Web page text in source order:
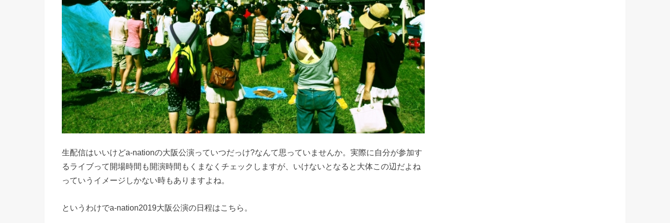
生配信はいいけどa-nationの大阪公演っていつだっけ?なんて思っていませんか。実際に自分が参加す
るライブって開場時間も開演時間もくまなくチェックしますが、いけないとなると大体この辺だよね
っていうイメージしかない時もありますよね。
というわけでa-nation2019大阪公演の日程はこちら。